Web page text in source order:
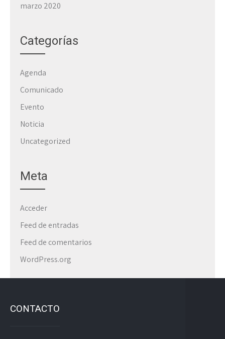
marzo 2020
Categorías
Agenda
Comunicado
Evento
Noticia
Uncategorized
Meta
Acceder
Feed de entradas
Feed de comentarios
WordPress.org
CONTACTO